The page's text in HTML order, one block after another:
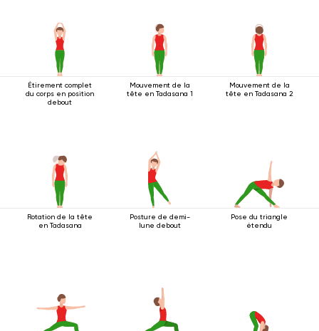
Étirement complet
du corps en position
debout
Mouvement de la
tête en Tadasana 1
Mouvement de la
tête en Tadasana 2
Rotation de la tête
en Tadasana
Posture de demi-
lune debout
Pose du triangle
étendu